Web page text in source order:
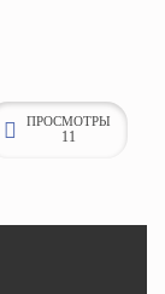
ПРОСМОТРЫ
11